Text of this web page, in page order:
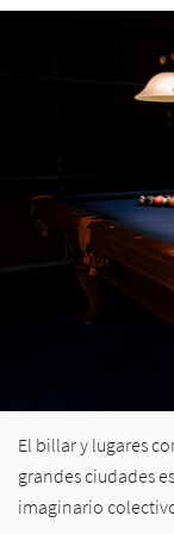
El billar y lugares
grandes ciudades
imaginario